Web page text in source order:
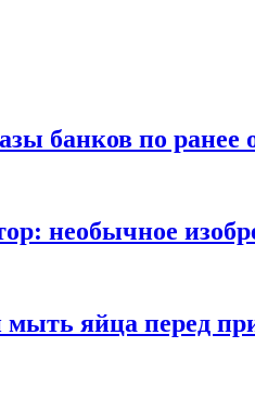
банков по ранее
необычное
мыть яйца перед